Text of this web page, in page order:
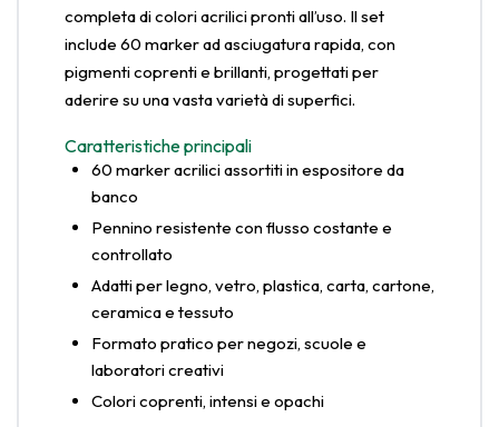
completa di colori acrilici pronti all’uso. Il set
include 60 marker ad asciugatura rapida, con
pigmenti coprenti e brillanti, progettati per
aderire su una vasta varietà di superfici.
Caratteristiche principali
60 marker acrilici assortiti in espositore da
banco
Pennino resistente con flusso costante e
controllato
Adatti per legno, vetro, plastica, carta, cartone,
ceramica e tessuto
Formato pratico per negozi, scuole e
laboratori creativi
Colori coprenti, intensi e opachi